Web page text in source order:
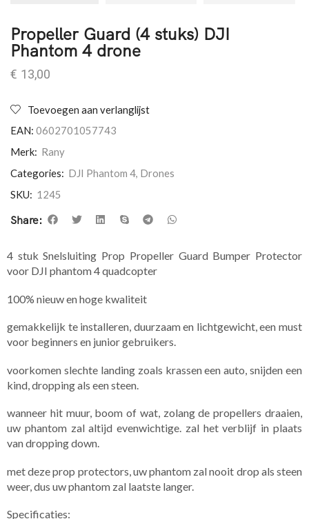
Propeller Guard (4 stuks) DJI
Phantom 4 drone
€ 13,00
Toevoegen aan verlanglijst
EAN: 0602701057743
Merk: Rany
Categories: DJI Phantom 4, Drones
SKU: 1245
Share:
4 stuk Snelsluiting Prop Propeller Guard Bumper Protector
voor DJI phantom 4 quadcopter
100% nieuw en hoge kwaliteit
gemakkelijk te installeren, duurzaam en lichtgewicht, een must
voor beginners en junior gebruikers.
voorkomen slechte landing zoals krassen een auto, snijden een
kind, dropping als een steen.
wanneer hit muur, boom of wat, zolang de propellers draaien,
uw phantom zal altijd evenwichtige. zal het verblijf in plaats
van dropping down.
met deze prop protectors, uw phantom zal nooit drop als steen
weer, dus uw phantom zal laatste langer.
Specificaties: